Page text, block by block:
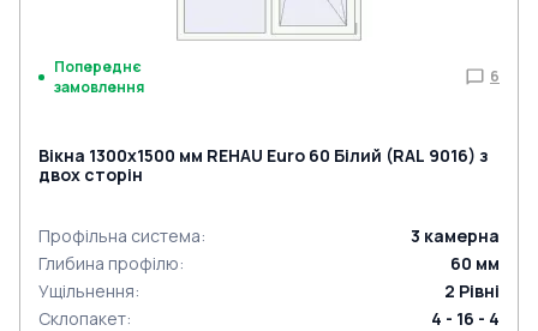
Попереднє
замовлення
6
Вікна 1300x1500 мм REHAU Euro 60 Білий (RAL 9016) з
двох сторін
Профільна система: 3 камерна
Глибина профілю: 60 мм
Ущільнення: 2 Рівні
Склопакет:
4 - 16 - 4